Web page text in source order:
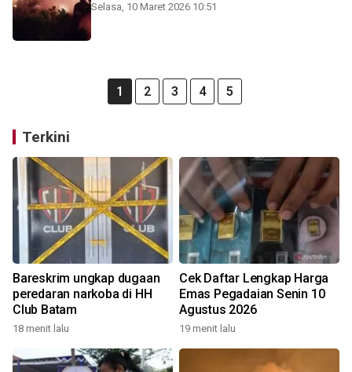
Selasa, 10 Maret 2026 10:51
1 2 3 4 5
Terkini
Bareskrim ungkap dugaan
peredaran narkoba di HH
Club Batam
18 menit lalu
Cek Daftar Lengkap Harga
Emas Pegadaian Senin 10
Agustus 2026
19 menit lalu